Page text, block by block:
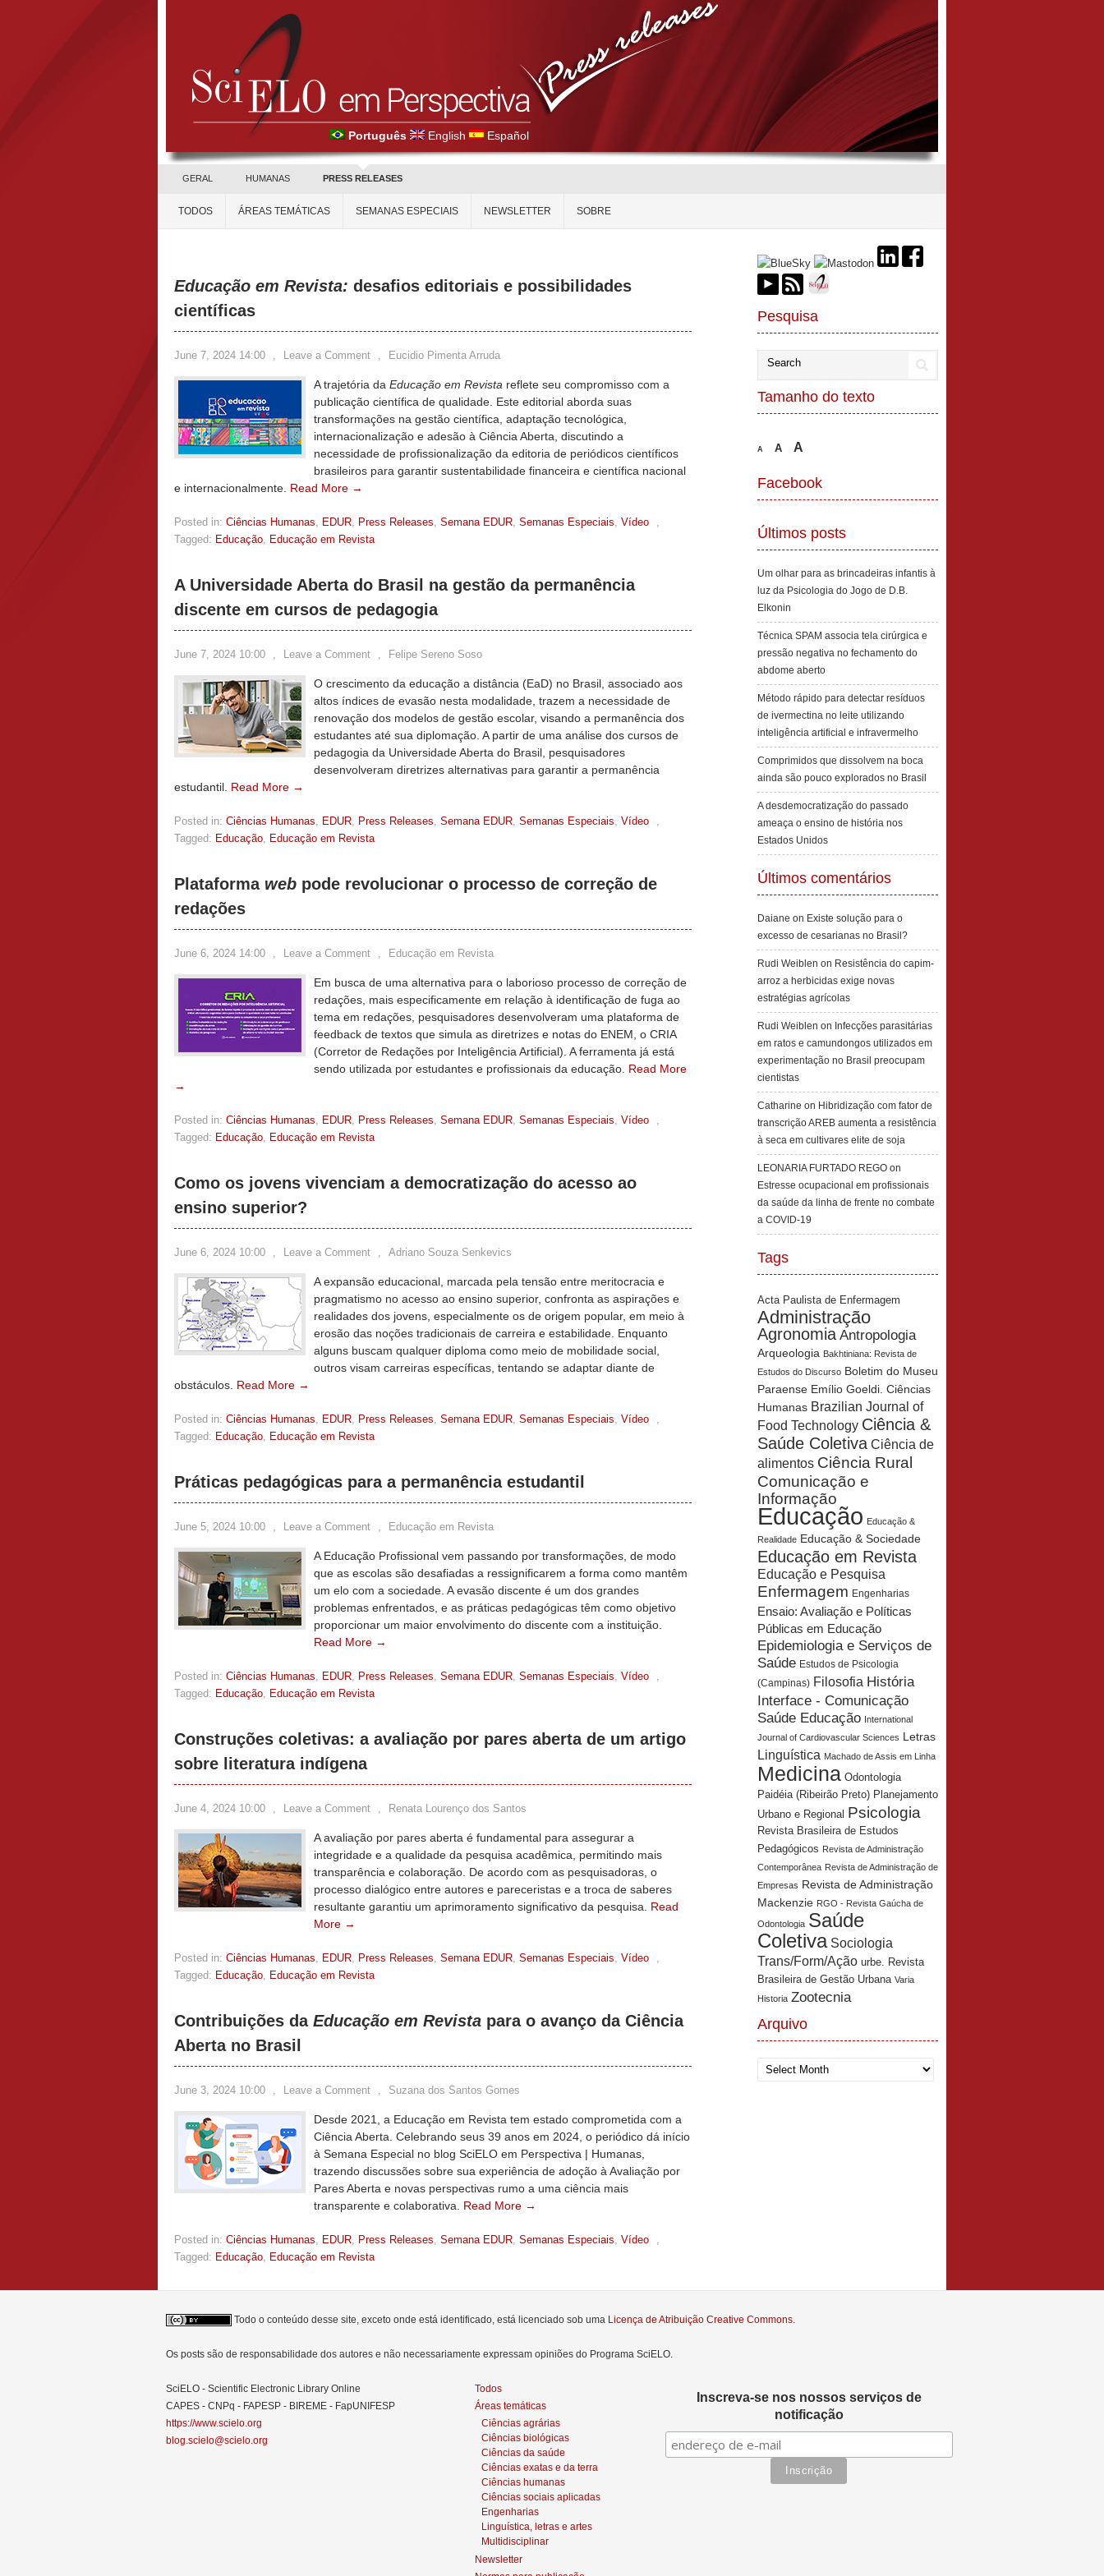
Português English Español
GERAL HUMANAS PRESS RELEASES
TODOS ÁREAS TEMÁTICAS SEMANAS ESPECIAIS NEWSLETTER SOBRE
Educação em Revista: desafios editoriais e possibilidades
científicas
June 7, 2024 14:00 , Leave a Comment , Eucidio Pimenta Arruda
A trajetória da Educação em Revista reflete seu compromisso com a
publicação científica de qualidade. Este editorial aborda suas
transformações na gestão científica, adaptação tecnológica,
internacionalização e adesão à Ciência Aberta, discutindo a
necessidade de profissionalização da editoria de periódicos científicos
brasileiros para garantir sustentabilidade financeira e científica nacional
e internacionalmente. Read More →
Posted in: Ciências Humanas, EDUR, Press Releases, Semana EDUR, Semanas Especiais, Vídeo
,
Tagged: Educação, Educação em Revista
A Universidade Aberta do Brasil na gestão da permanência
discente em cursos de pedagogia
June 7, 2024 10:00 , Leave a Comment , Felipe Sereno Soso
O crescimento da educação a distância (EaD) no Brasil, associado aos
altos índices de evasão nesta modalidade, trazem a necessidade de
renovação dos modelos de gestão escolar, visando a permanência dos
estudantes até sua diplomação. A partir de uma análise dos cursos de
pedagogia da Universidade Aberta do Brasil, pesquisadores
desenvolveram diretrizes alternativas para garantir a permanência
estudantil. Read More →
Posted in: Ciências Humanas, EDUR, Press Releases, Semana EDUR, Semanas Especiais, Vídeo
,
Tagged: Educação, Educação em Revista
Plataforma web pode revolucionar o processo de correção de
redações
June 6, 2024 14:00 , Leave a Comment , Educação em Revista
Em busca de uma alternativa para o laborioso processo de correção de
redações, mais especificamente em relação à identificação de fuga ao
tema em redações, pesquisadores desenvolveram uma plataforma de
feedback de textos que simula as diretrizes e notas do ENEM, o CRIA
(Corretor de Redações por Inteligência Artificial). A ferramenta já está
sendo utilizada por estudantes e profissionais da educação. Read More
→
Posted in: Ciências Humanas, EDUR, Press Releases, Semana EDUR, Semanas Especiais, Vídeo
,
Tagged: Educação, Educação em Revista
Como os jovens vivenciam a democratização do acesso ao
ensino superior?
June 6, 2024 10:00 , Leave a Comment , Adriano Souza Senkevics
A expansão educacional, marcada pela tensão entre meritocracia e
pragmatismo no acesso ao ensino superior, confronta as aspirações e
realidades dos jovens, especialmente os de origem popular, em meio à
erosão das noções tradicionais de carreira e estabilidade. Enquanto
alguns buscam qualquer diploma como meio de mobilidade social,
outros visam carreiras específicas, tentando se adaptar diante de
obstáculos. Read More →
Posted in: Ciências Humanas, EDUR, Press Releases, Semana EDUR, Semanas Especiais, Vídeo
,
Tagged: Educação, Educação em Revista
Práticas pedagógicas para a permanência estudantil
June 5, 2024 10:00 , Leave a Comment , Educação em Revista
A Educação Profissional vem passando por transformações, de modo
que as escolas são desafiadas a ressignificarem a forma como mantêm
um elo com a sociedade. A evasão discente é um dos grandes
problemas enfrentados, e as práticas pedagógicas têm como objetivo
proporcionar um maior envolvimento do discente com a instituição.
Read More →
Posted in: Ciências Humanas, EDUR, Press Releases, Semana EDUR, Semanas Especiais, Vídeo
,
Tagged: Educação, Educação em Revista
Construções coletivas: a avaliação por pares aberta de um artigo
sobre literatura indígena
June 4, 2024 10:00 , Leave a Comment , Renata Lourenço dos Santos
A avaliação por pares aberta é fundamental para assegurar a
integridade e a qualidade da pesquisa acadêmica, permitindo mais
transparência e colaboração. De acordo com as pesquisadoras, o
processo dialógico entre autores e pareceristas e a troca de saberes
resultante garantiu um aprimoramento significativo da pesquisa. Read
More →
Posted in: Ciências Humanas, EDUR, Press Releases, Semana EDUR, Semanas Especiais, Vídeo
,
Tagged: Educação, Educação em Revista
Contribuições da Educação em Revista para o avanço da Ciência
Aberta no Brasil
June 3, 2024 10:00 , Leave a Comment , Suzana dos Santos Gomes
Desde 2021, a Educação em Revista tem estado comprometida com a
Ciência Aberta. Celebrando seus 39 anos em 2024, o periódico dá início
à Semana Especial no blog SciELO em Perspectiva | Humanas,
trazendo discussões sobre sua experiência de adoção à Avaliação por
Pares Aberta e novas perspectivas rumo a uma ciência mais
transparente e colaborativa. Read More →
Posted in: Ciências Humanas, EDUR, Press Releases, Semana EDUR, Semanas Especiais, Vídeo
,
Tagged: Educação, Educação em Revista
Pesquisa
Tamanho do texto
A A A
Facebook
Últimos posts
Um olhar para as brincadeiras infantis à
luz da Psicologia do Jogo de D.B.
Elkonin
Técnica SPAM associa tela cirúrgica e
pressão negativa no fechamento do
abdome aberto
Método rápido para detectar resíduos
de ivermectina no leite utilizando
inteligência artificial e infravermelho
Comprimidos que dissolvem na boca
ainda são pouco explorados no Brasil
A desdemocratização do passado
ameaça o ensino de história nos
Estados Unidos
Últimos comentários
Daiane on Existe solução para o
excesso de cesarianas no Brasil?
Rudi Weiblen on Resistência do capim-
arroz a herbicidas exige novas
estratégias agrícolas
Rudi Weiblen on Infecções parasitárias
em ratos e camundongos utilizados em
experimentação no Brasil preocupam
cientistas
Catharine on Hibridização com fator de
transcrição AREB aumenta a resistência
à seca em cultivares elite de soja
LEONARIA FURTADO REGO on
Estresse ocupacional em profissionais
da saúde da linha de frente no combate
a COVID-19
Tags
Acta Paulista de Enfermagem
Administração
Agronomia Antropologia
Arqueologia Bakhtiniana: Revista de
Estudos do Discurso Boletim do Museu
Paraense Emílio Goeldi. Ciências
Humanas Brazilian Journal of
Food Technology Ciência &
Saúde Coletiva Ciência de
alimentos Ciência Rural
Comunicação e
Informação
Educação Educação &
Realidade Educação & Sociedade
Educação em Revista
Educação e Pesquisa
Enfermagem Engenharias
Ensaio: Avaliação e Políticas
Públicas em Educação
Epidemiologia e Serviços de
Saúde Estudos de Psicologia
(Campinas) Filosofia História
Interface - Comunicação
Saúde Educação International
Journal of Cardiovascular Sciences Letras
Linguística Machado de Assis em Linha
Medicina Odontologia
Paidéia (Ribeirão Preto) Planejamento
Urbano e Regional Psicologia
Revista Brasileira de Estudos
Pedagógicos Revista de Administração
Contemporânea Revista de Administração de
Empresas Revista de Administração
Mackenzie RGO - Revista Gaúcha de
Odontologia Saúde
Coletiva Sociologia
Trans/Form/Ação urbe. Revista
Brasileira de Gestão Urbana Varia
Historia Zootecnia
Arquivo
Arquivo
Todo o conteúdo desse site, exceto onde está identificado, está licenciado sob uma Licença de Atribuição Creative Commons.
Os posts são de responsabilidade dos autores e não necessariamente expressam opiniões do Programa SciELO.
SciELO - Scientific Electronic Library Online
CAPES - CNPq - FAPESP - BIREME - FapUNIFESP
https://www.scielo.org
blog.scielo@scielo.org
Todos
Áreas temáticas
Ciências agrárias
Ciências biológicas
Ciências da saúde
Ciências exatas e da terra
Ciências humanas
Ciências sociais aplicadas
Engenharias
Linguística, letras e artes
Multidisciplinar
Newsletter
Inscreva-se nos nossos serviços de
notificação